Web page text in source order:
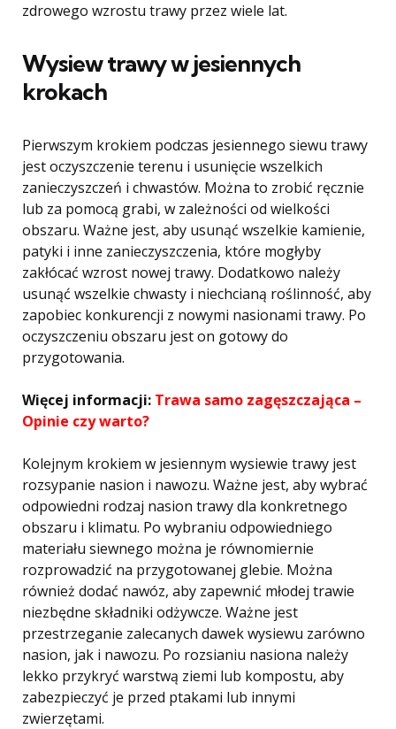
zdrowego wzrostu trawy przez wiele lat.
Wysiew trawy w jesiennych
krokach
Pierwszym krokiem podczas jesiennego siewu trawy
jest oczyszczenie terenu i usunięcie wszelkich
zanieczyszczeń i chwastów. Można to zrobić ręcznie
lub za pomocą grabi, w zależności od wielkości
obszaru. Ważne jest, aby usunąć wszelkie kamienie,
patyki i inne zanieczyszczenia, które mogłyby
zakłócać wzrost nowej trawy. Dodatkowo należy
usunąć wszelkie chwasty i niechcianą roślinność, aby
zapobiec konkurencji z nowymi nasionami trawy. Po
oczyszczeniu obszaru jest on gotowy do
przygotowania.
Więcej informacji: Trawa samo zagęszczająca –
Opinie czy warto?
Kolejnym krokiem w jesiennym wysiewie trawy jest
rozsypanie nasion i nawozu. Ważne jest, aby wybrać
odpowiedni rodzaj nasion trawy dla konkretnego
obszaru i klimatu. Po wybraniu odpowiedniego
materiału siewnego można je równomiernie
rozprowadzić na przygotowanej glebie. Można
również dodać nawóz, aby zapewnić młodej trawie
niezbędne składniki odżywcze. Ważne jest
przestrzeganie zalecanych dawek wysiewu zarówno
nasion, jak i nawozu. Po rozsianiu nasiona należy
lekko przykryć warstwą ziemi lub kompostu, aby
zabezpieczyć je przed ptakami lub innymi
zwierzętami.